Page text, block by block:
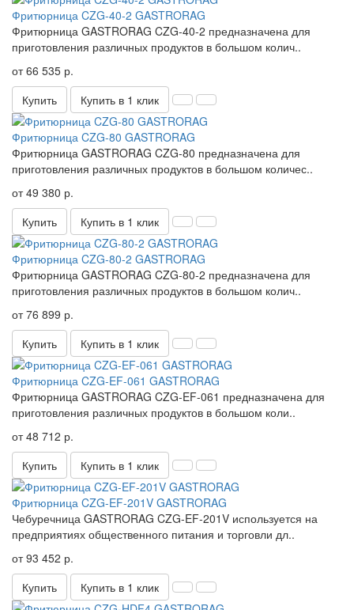
Фритюрница CZG-40-2 GASTRORAG
Фритюрница GASTRORAG CZG-40-2 предназначена для
приготовления различных продуктов в большом колич..
от 66 535 р.
Купить
Купить в 1 клик
Фритюрница CZG-80 GASTRORAG
Фритюрница GASTRORAG CZG-80 предназначена для
приготовления различных продуктов в большом количес..
от 49 380 р.
Купить
Купить в 1 клик
Фритюрница CZG-80-2 GASTRORAG
Фритюрница GASTRORAG CZG-80-2 предназначена для
приготовления различных продуктов в большом колич..
от 76 899 р.
Купить
Купить в 1 клик
Фритюрница CZG-EF-061 GASTRORAG
Фритюрница GASTRORAG CZG-EF-061 предназначена для
приготовления различных продуктов в большом коли..
от 48 712 р.
Купить
Купить в 1 клик
Фритюрница CZG-EF-201V GASTRORAG
Чебуречница GASTRORAG CZG-EF-201V используется на
предприятиях общественного питания и торговли дл..
от 93 452 р.
Купить
Купить в 1 клик